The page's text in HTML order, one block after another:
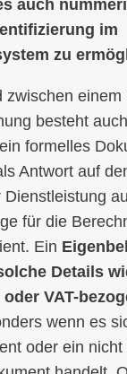
auch
im
zu
zwischen einem
besteht
formelles
Antwort auf
für die
Ein
Details
VAT-
wenn es
oder ein nicht